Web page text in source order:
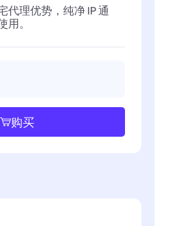
代理优势，纯净 IP 通
。
购买